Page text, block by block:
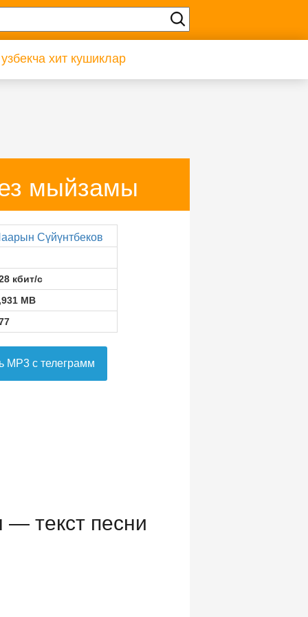
хит кушиклар
мыйзамы
Сүйүнтбеков
кбит/с
MB
MP3 с телеграмм
текст песни